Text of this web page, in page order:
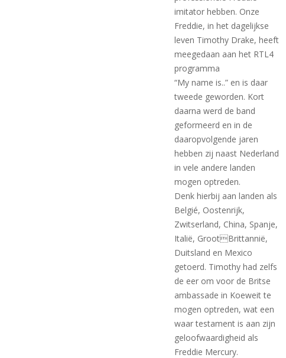
imitator hebben. Onze
Freddie, in het dagelijkse
leven Timothy Drake, heeft
meegedaan aan het RTL4
programma
“My name is..” en is daar
tweede geworden. Kort
daarna werd de band
geformeerd en in de
daaropvolgende jaren
hebben zij naast Nederland
in vele andere landen
mogen optreden.
Denk hierbij aan landen als
Belgié, Oostenrijk,
Zwitserland, China, Spanje,
Italië, GrootBrittannië,
Duitsland en Mexico
getoerd. Timothy had zelfs
de eer om voor de Britse
ambassade in Koeweit te
mogen optreden, wat een
waar testament is aan zijn
geloofwaardigheid als
Freddie Mercury.